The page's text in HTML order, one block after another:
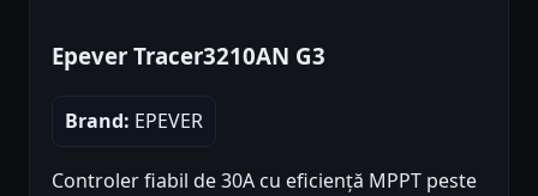
Epever Tracer3210AN G3
Brand: EPEVER
Controler fiabil de 30A cu eficiență MPPT peste